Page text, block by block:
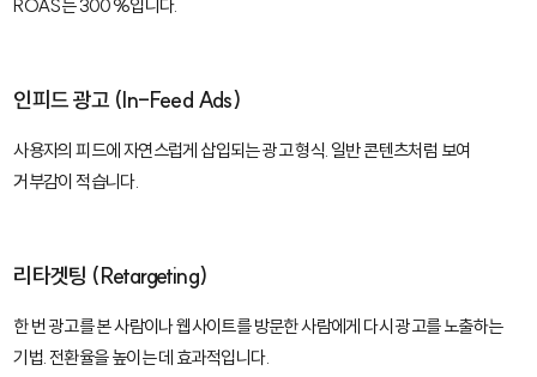
ROAS는 300%입니다.
인피드 광고 (In-Feed Ads)
사용자의 피드에 자연스럽게 삽입되는 광고 형식. 일반 콘텐츠처럼 보여
거부감이 적습니다.
리타겟팅 (Retargeting)
한 번 광고를 본 사람이나 웹사이트를 방문한 사람에게 다시 광고를 노출하는
기법. 전환율을 높이는 데 효과적입니다.